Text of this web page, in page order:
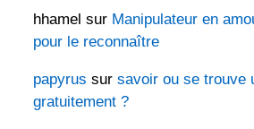
hhamel sur Manipulateur en
pour le reconnaître
papyrus sursavoir ou se trouve
gratuitement ?